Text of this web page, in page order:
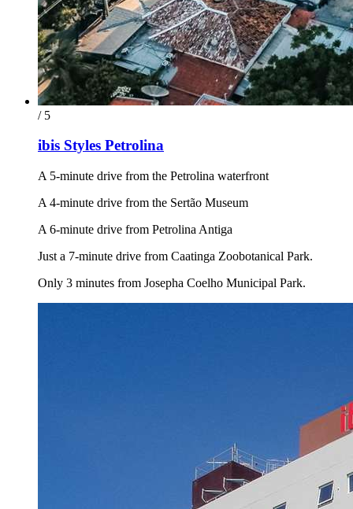
/ 5
ibis Styles Petrolina
A 5-minute drive from the Petrolina waterfront
A 4-minute drive from the Sertão Museum
A 6-minute drive from Petrolina Antiga
Just a 7-minute drive from Caatinga Zoobotanical Park.
Only 3 minutes from Josepha Coelho Municipal Park.